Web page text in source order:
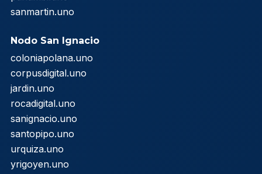
sanmartin.uno
Nodo San Ignacio
coloniapolana.uno
corpusdigital.uno
jardin.uno
rocadigital.uno
sanignacio.uno
santopipo.uno
urquiza.uno
yrigoyen.uno